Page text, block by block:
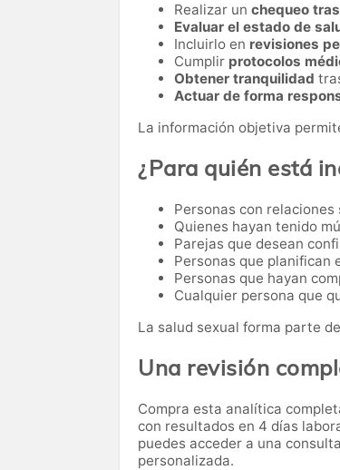
Realizar un chequeo
Evaluar el estado de
Incluirlo en revisiones
Cumplir protocolos
Obtener tranquilidad
Actuar de forma
La información objetiva
¿Para quién está
Personas con
Quienes hayan tenido
Parejas que desean
Personas que planifican
Personas que hayan
Cualquier persona que
La salud sexual forma parte
Una revisión
Compra esta analítica
con resultados en 4 días
puedes acceder a una
personalizada.